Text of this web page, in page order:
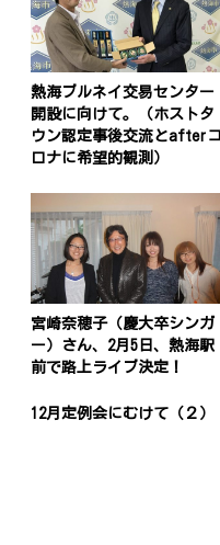
熱海ブルネイ交易センター
開設に向けて。（ホストタ
ウン認定事後交流とafterコ
ロナに希望的観測）
宮崎奈穂子（慶大卒シンガ
ー）さん、2月5日、熱海駅
前で路上ライブ決定！
12月定例会にむけて（２）